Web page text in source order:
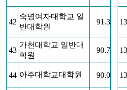
42
숙명여자대학교 일
반대학원
91.3
43
가천대학교 일반대
학원
90.7
44 아주대학교대학원 90.0